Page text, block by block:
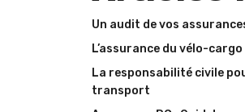
Un audit de vos
L’assurance du vélo-cargo
La responsabilité civile
transport